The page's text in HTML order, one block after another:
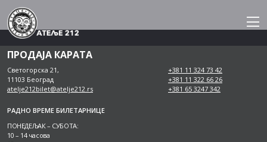
Skip
to
content
ПРОДАЈА КАРАТА
Светогорска 21,
11103 Београд
atelje212bilet@atelje212.rs
+381 11 324 73 42
+381 11 322 66 26
+381 65 3247 342
РАДНО ВРЕМЕ БИЛЕТАРНИЦЕ
ПОНЕДЕЉАК – СУБОТА:
10 – 14 часова